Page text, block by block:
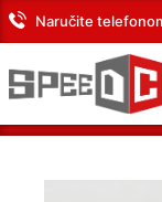
Naručite